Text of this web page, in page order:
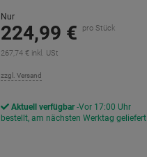
Nur
224,99 € pro Stück
267,74 € inkl. USt
zzgl. Versand
Aktuell verfügbar Vor 17:00 Uhr
bestellt, am nächsten Werktag geliefert